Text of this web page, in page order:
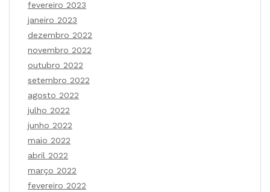
fevereiro 2023
janeiro 2023
dezembro 2022
novembro 2022
outubro 2022
setembro 2022
agosto 2022
julho 2022
junho 2022
maio 2022
abril 2022
março 2022
fevereiro 2022